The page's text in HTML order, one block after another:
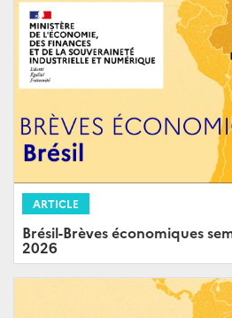
ARTICLE
Brésil-Brèves économiques
2026